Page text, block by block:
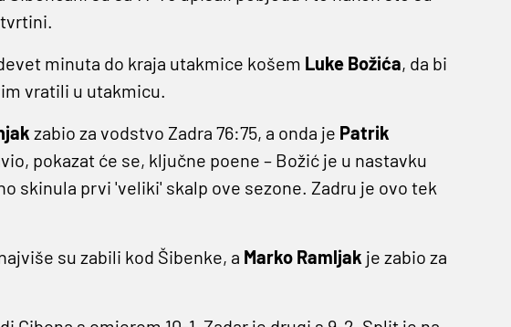
minuta do kraja utakmice košem Luke Božića, da bi
vratili u utakmicu.
zabio za vodstvo Zadra 76:75, a onda je Patrik
pokazat će se, ključne poene – Božić je u nastavku
skinula prvi 'veliki' skalp ove sezone. Zadru je ovo tek
su zabili kod Šibenke, a Marko Ramljak je zabio za